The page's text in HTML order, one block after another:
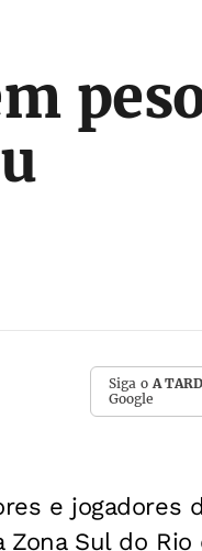
Siga o A
Google
e jogadores
Zona Sul do